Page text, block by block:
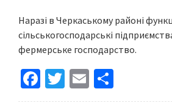
Наразі в Черкаському районі
сільськогосподарські
фермерське господарство.
Fa
ce
T
wi
E
m h